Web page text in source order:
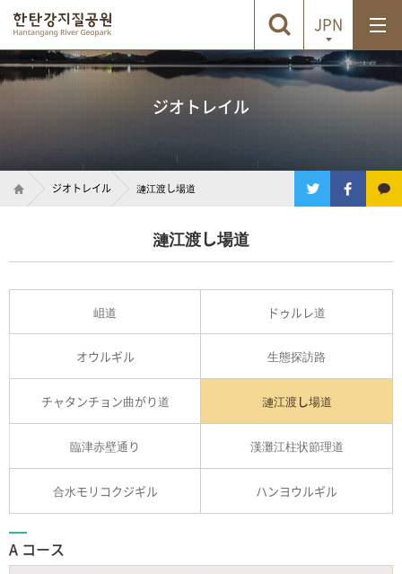
JPN
ジオトレイル
ジオトレイル 漣江渡し場道
漣江渡し場道
岨道 ドゥルレ道
オウルギル 生態探訪路
チャタンチョン曲がり道 漣江渡し場道
臨津赤壁通り 漢灘江柱状節理道
合水モリコクジギル ハンヨウルギル
A コース